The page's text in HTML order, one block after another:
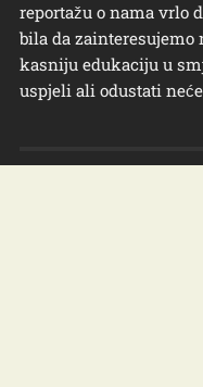
reportažu o nama vrlo
bila da
kasniju edukaciju u
uspjeli ali odustati